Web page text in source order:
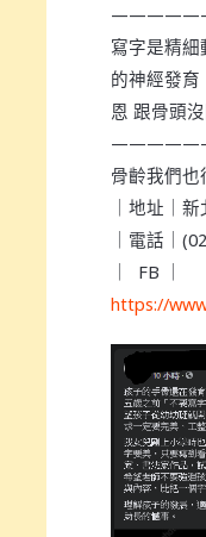
寫字是精
的神經發育
恩 跟骨頭
骨齡我們也
｜地址｜
｜電話｜
｜ FB ｜
https://